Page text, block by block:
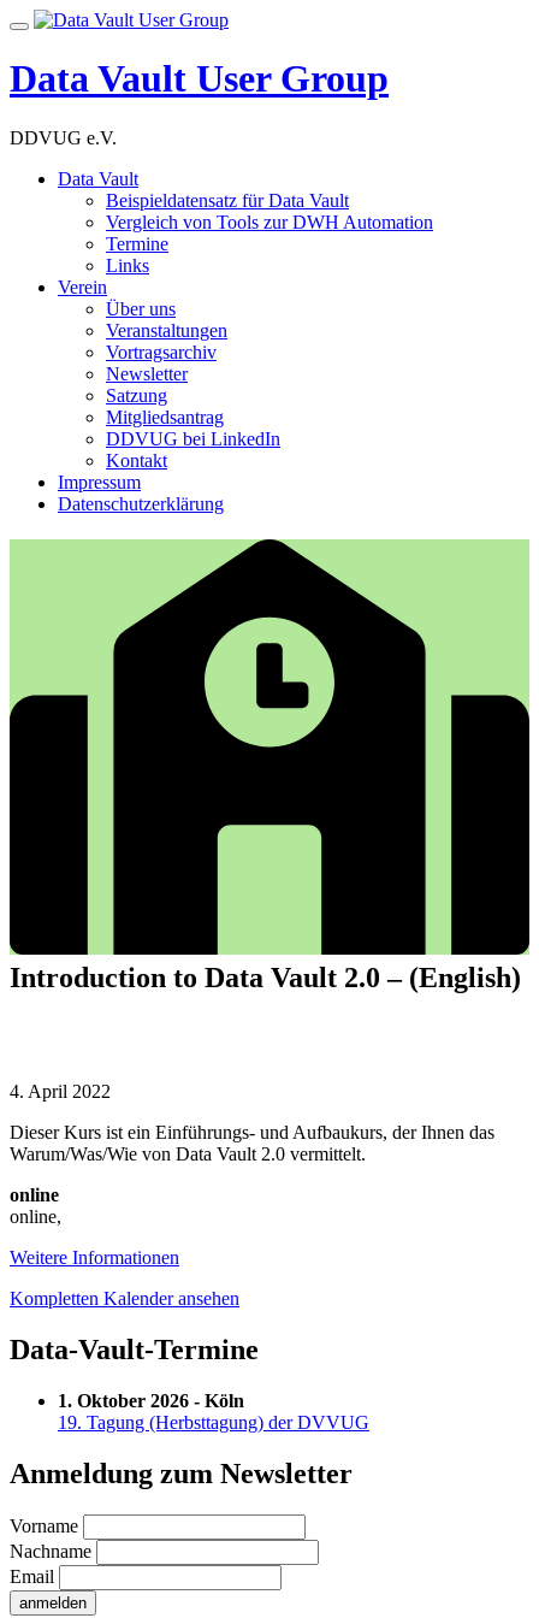
Skip
content
Toggle
Data Vault User Group
DDVUG e.V.
Data Vault
Beispieldatensatz für Data Vault
Vergleich von Tools zur DWH Automation
Termine
Links
Verein
Über uns
Veranstaltungen
Vortragsarchiv
Newsletter
Satzung
Mitgliedsantrag
DDVUG bei LinkedIn
Kontakt
Impressum
Datenschutzerklärung
Introduction to Data Vault 2.0 – (English)
to
Vault
2.0
(English)
4. April 2022
Dieser Kurs ist ein Einführungs- und Aufbaukurs, der Ihnen das
Warum/Was/Wie von Data Vault 2.0 vermittelt.
online
online,
Weitere Informationen
Kompletten Kalender ansehen
Data-Vault-Termine
1. Oktober 2026 - Köln
19. Tagung (Herbsttagung) der DVVUG
Anmeldung zum Newsletter
Vorname
Nachname
Email